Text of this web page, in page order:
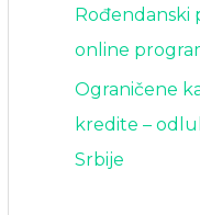
Rođendanski
online
Ograničene
kredite –
Srbije